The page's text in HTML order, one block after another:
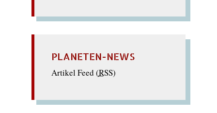
PLANETEN-NEWS
Artikel Feed (RSS)